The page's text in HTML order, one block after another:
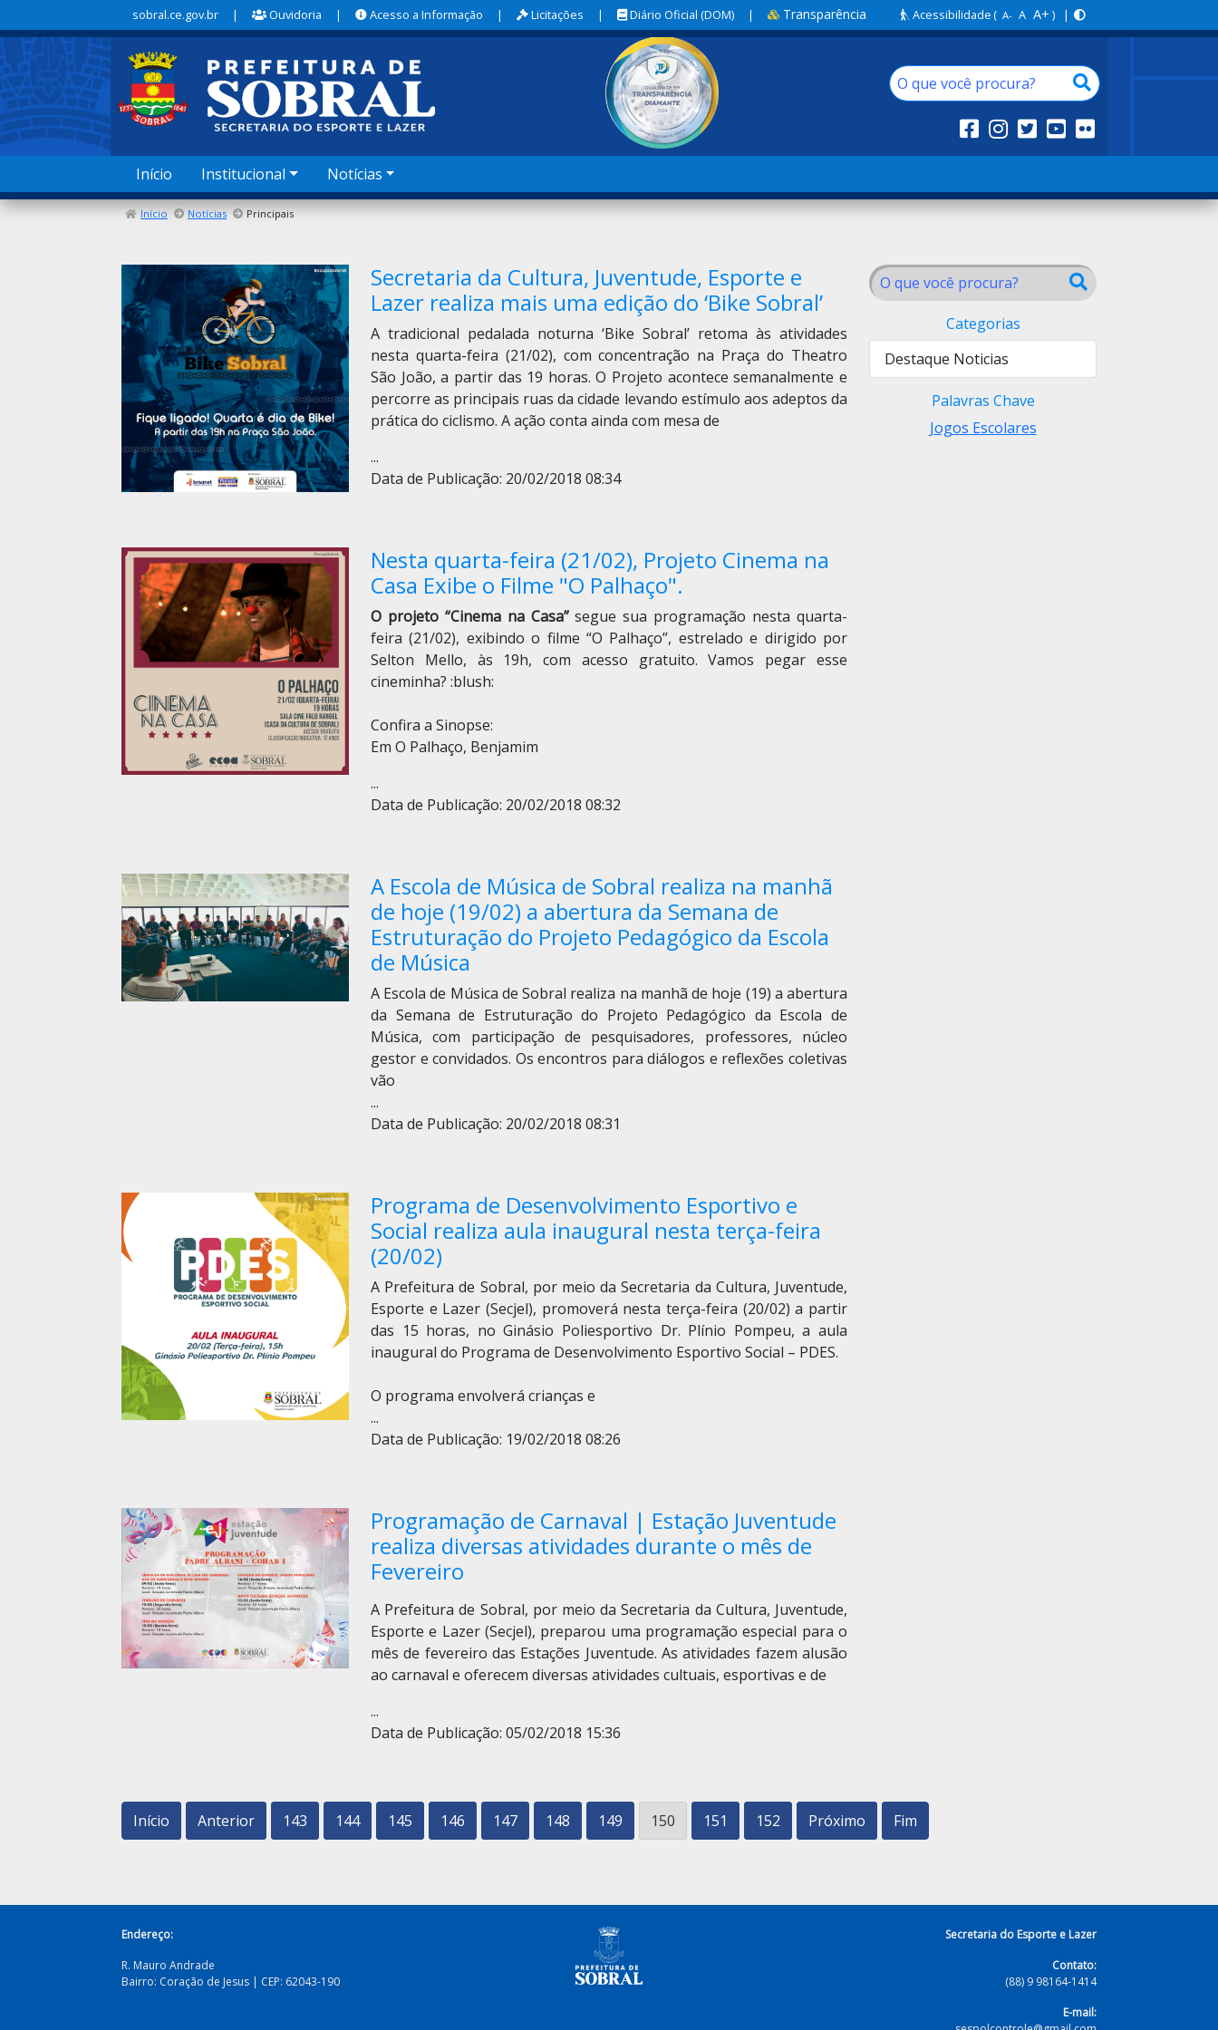
sobral.ce.gov.br | Ouvidoria | Acesso a Informação | Licitações | Diário Oficial (DOM) | Transparência Acessibilidade( A- A A+ ) |
Início Institucional Notícias
Início Notícias Principais
Categorias
Destaque Noticias
Palavras Chave
Jogos Escolares
Secretaria da Cultura, Juventude, Esporte e
Lazer realiza mais uma edição do ‘Bike Sobral’
A tradicional pedalada noturna ‘Bike Sobral’ retoma às atividades
nesta quarta-feira (21/02), com concentração na Praça do Theatro
São João, a partir das 19 horas. O Projeto acontece semanalmente e
percorre as principais ruas da cidade levando estímulo aos adeptos da
prática do ciclismo. A ação conta ainda com mesa de
...
Data de Publicação: 20/02/2018 08:34
Nesta quarta-feira (21/02), Projeto Cinema na
Casa Exibe o Filme "O Palhaço".
O projeto “Cinema na Casa”segue sua programação nesta quarta-
feira (21/02), exibindo o filme “O Palhaço”, estrelado e dirigido por
Selton Mello, às 19h, com acesso gratuito. Vamos pegar esse
cineminha? :blush:
Confira a Sinopse:
Em O Palhaço, Benjamim
...
Data de Publicação: 20/02/2018 08:32
A Escola de Música de Sobral realiza na manhã
de hoje (19/02) a abertura da Semana de
Estruturação do Projeto Pedagógico da Escola
de Música
A Escola de Música de Sobral realiza na manhã de hoje (19) a abertura
da Semana de Estruturação do Projeto Pedagógico da Escola de
Música, com participação de pesquisadores, professores, núcleo
gestor e convidados. Os encontros para diálogos e reflexões coletivas
vão
...
Data de Publicação: 20/02/2018 08:31
Programa de Desenvolvimento Esportivo e
Social realiza aula inaugural nesta terça-feira
(20/02)
A Prefeitura de Sobral, por meio da Secretaria da Cultura, Juventude,
Esporte e Lazer (Secjel), promoverá nesta terça-feira (20/02) a partir
das 15 horas, no Ginásio Poliesportivo Dr. Plínio Pompeu, a aula
inaugural do Programa de Desenvolvimento Esportivo Social – PDES.
O programa envolverá crianças e
...
Data de Publicação: 19/02/2018 08:26
Programação de Carnaval | Estação Juventude
realiza diversas atividades durante o mês de
Fevereiro
A Prefeitura de Sobral, por meio da Secretaria da Cultura, Juventude,
Esporte e Lazer (Secjel), preparou uma programação especial para o
mês de fevereiro das Estações Juventude. As atividades fazem alusão
ao carnaval e oferecem diversas atividades cultuais, esportivas e de
...
Data de Publicação: 05/02/2018 15:36
Início Anterior 143 144 145 146 147 148 149 150 151 152 Próximo Fim
Endereço:
R. Mauro Andrade
Bairro: Coração de Jesus | CEP: 62043-190
Secretaria do Esporte e Lazer
Contato:
(88) 9 98164-1414
E-mail: